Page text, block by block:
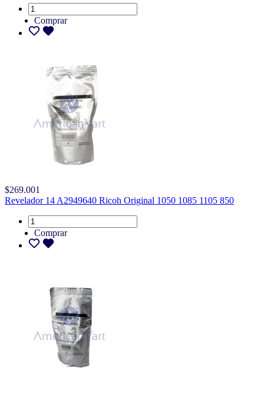
Comprar
$269.001
Revelador 14 A2949640 Ricoh Original 1050 1085 1105 850
Comprar